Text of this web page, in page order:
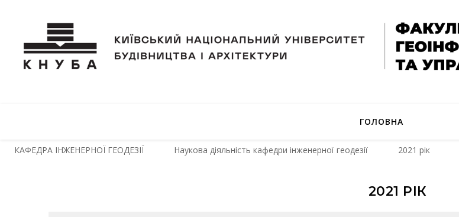
ГОЛОВНА
КАФЕДРА ІНЖЕНЕРНОЇ ГЕОДЕЗІЇ Наукова діяльність кафедри інженерної геодезії 2021 рік
2021 РІК